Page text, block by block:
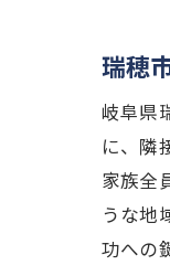
瑞穂
岐阜県
に、隣
家族全
うな地
功への